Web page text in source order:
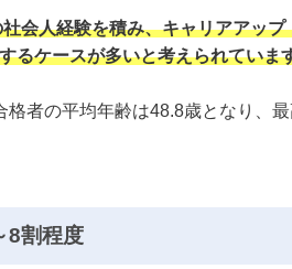
会人経験を積み、キャリアアップ
るケースが多いと考えられていま
者の平均年齢は48.8歳となり、
8割程度